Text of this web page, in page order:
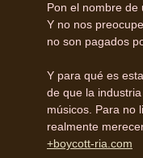
Pon el nombre de
Y no nos
no son pagados
Y para qué es
de que la
músicos. Para no
realmente
+boycott-ria.com